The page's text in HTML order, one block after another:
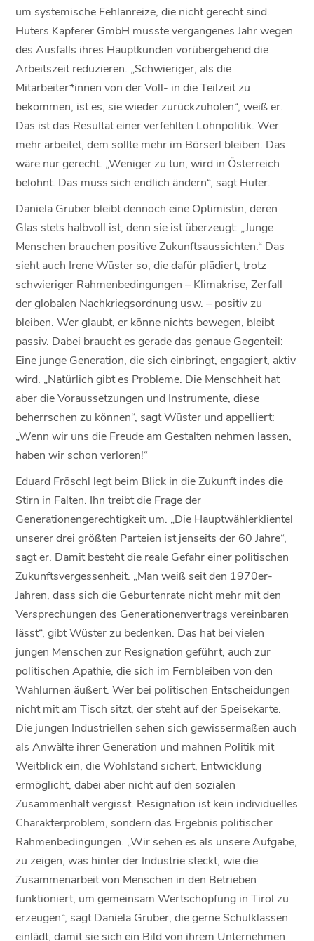
um systemische Fehlanreize, die nicht gerecht sind.
Huters Kapferer GmbH musste vergangenes Jahr wegen
des Ausfalls ihres Hauptkunden vorübergehend die
Arbeitszeit reduzieren. „Schwieriger, als die
Mitarbeiter*innen von der Voll- in die Teilzeit zu
bekommen, ist es, sie wieder zurückzuholen“, weiß er.
Das ist das Resultat einer verfehlten Lohnpolitik. Wer
mehr arbeitet, dem sollte mehr im Börserl bleiben. Das
wäre nur gerecht. „Weniger zu tun, wird in Österreich
belohnt. Das muss sich endlich ändern“, sagt Huter.
Daniela Gruber bleibt dennoch eine Optimistin, deren
Glas stets halbvoll ist, denn sie ist überzeugt: „Junge
Menschen brauchen positive Zukunftsaussichten.“ Das
sieht auch Irene Wüster so, die dafür plädiert, trotz
schwieriger Rahmenbedingungen – Klimakrise, Zerfall
der globalen Nachkriegsordnung usw. – positiv zu
bleiben. Wer glaubt, er könne nichts bewegen, bleibt
passiv. Dabei braucht es gerade das genaue Gegenteil:
Eine junge Generation, die sich einbringt, engagiert, aktiv
wird. „Natürlich gibt es Probleme. Die Menschheit hat
aber die Voraussetzungen und Instrumente, diese
beherrschen zu können“, sagt Wüster und appelliert:
„Wenn wir uns die Freude am Gestalten nehmen lassen,
haben wir schon verloren!“
Eduard Fröschl legt beim Blick in die Zukunft indes die
Stirn in Falten. Ihn treibt die Frage der
Generationengerechtigkeit um. „Die Hauptwählerklientel
unserer drei größten Parteien ist jenseits der 60 Jahre“,
sagt er. Damit besteht die reale Gefahr einer politischen
Zukunftsvergessenheit. „Man weiß seit den 1970er-
Jahren, dass sich die Geburtenrate nicht mehr mit den
Versprechungen des Generationenvertrags vereinbaren
lässt“, gibt Wüster zu bedenken. Das hat bei vielen
jungen Menschen zur Resignation geführt, auch zur
politischen Apathie, die sich im Fernbleiben von den
Wahlurnen äußert. Wer bei politischen Entscheidungen
nicht mit am Tisch sitzt, der steht auf der Speisekarte.
Die jungen Industriellen sehen sich gewissermaßen auch
als Anwälte ihrer Generation und mahnen Politik mit
Weitblick ein, die Wohlstand sichert, Entwicklung
ermöglicht, dabei aber nicht auf den sozialen
Zusammenhalt vergisst. Resignation ist kein individuelles
Charakterproblem, sondern das Ergebnis politischer
Rahmenbedingungen. „Wir sehen es als unsere Aufgabe,
zu zeigen, was hinter der Industrie steckt, wie die
Zusammenarbeit von Menschen in den Betrieben
funktioniert, um gemeinsam Wertschöpfung in Tirol zu
erzeugen“, sagt Daniela Gruber, die gerne Schulklassen
einlädt, damit sie sich ein Bild von ihrem Unternehmen